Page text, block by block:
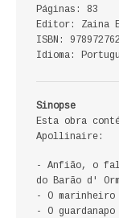
COLEÇÃO
COLEÇÃO
HISTÓRIA
HISTÓRIA DE
LITERATURA
Páginas: 83
Editor: Zaina
ISBN:
Idioma:
Sinopse
Esta obra
Apollinaire:
- Anfião, o
do Barão d'
- O marinheiro
- O